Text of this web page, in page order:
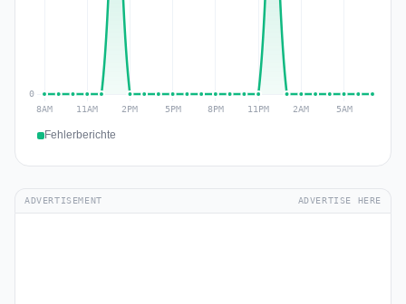
Fehlerberichte
ADVERTISEMENT ADVERTISE HERE